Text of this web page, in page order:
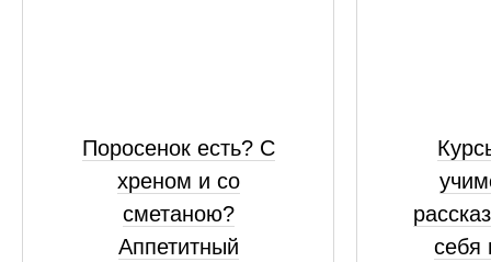
Поросенок есть? С
хреном и со
сметаною?
Аппетитный
себя